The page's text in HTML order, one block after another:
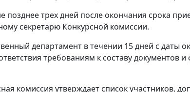
позднее трех дней после окончания срока
секретарю Конкурсной комиссии.
департамент в течении 15 дней с даты
требованиям к составу документов
комиссия утверждает список участников,